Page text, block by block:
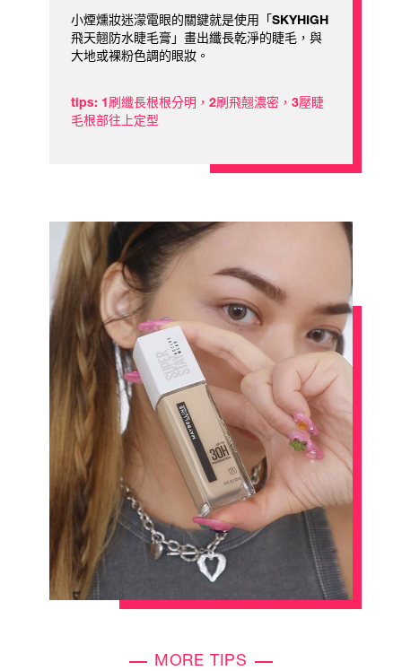
小煙燻妝迷濛電眼的關鍵就是使用「SKYHIGH
飛天翹防水睫毛膏」畫出纖長乾淨的睫毛，與
大地或裸粉色調的眼妝。
tips: 1刷纖長根根分明，2刷飛翹濃密，3壓睫
毛根部往上定型
MORE TIPS